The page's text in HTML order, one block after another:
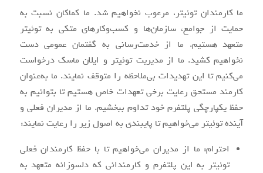
ما کارمندان توئیتر، مرعوب نخواهیم شد. ما کماکان نسبت به
حمایت از جوامع، سازمان‌ها و کسب‌وکارهای متکی به توئیتر
متعهد هستیم. ما از خدمت‌رسانی به گفتمان عمومی دست
نخواهیم کشید. ما از مدیریت توئیتر و ایلان ماسک درخواست
می‌کنیم تا این تهدیدات بی‌ملاحظه را متوقف نمایند. ما به‌عنوان
کارمند مستحق رعایت برخی تعهدات خاص هستیم تا بتوانیم به
حفظ یکپارچگی پلتفرم خود تداوم ببخشیم. ما از مدیران فعلی و
آینده توئیتر می‌خواهیم تا پایبندی به اصول زیر را رعایت نمایند:
احترام: ما از مدیران می‌خواهیم تا با حفظ کارمندان فعلی
توئیتر به این پلتفرم و کارمندانی که دلسوزانه متعهد به